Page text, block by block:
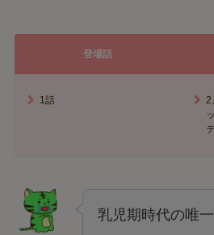
登場話
1話
2
乳児期時代の唯